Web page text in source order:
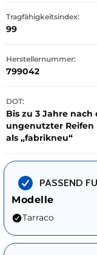
Tragfähigkeitsindex:
99
Herstellernummer:
799042
DOT:
Bis zu 3 Jahre
ungenutzter
als „fabrikneu“
PASSEND
Modelle
Tarraco